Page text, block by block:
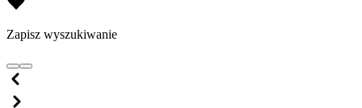
Zapisz wyszukiwanie